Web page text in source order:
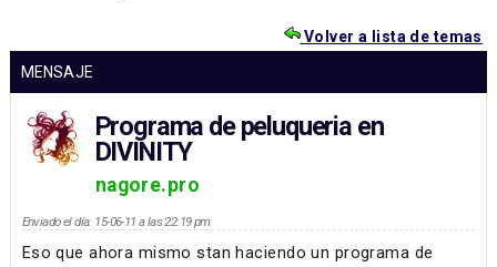
Volver a lista de temas
MENSAJE
Programa de peluqueria en
DIVINITY
nagore.pro
Enviado el día: 15-06-11 a las 22:19 pm
Eso que ahora mismo stan haciendo un programa de